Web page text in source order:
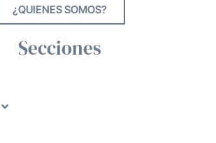
¿QUIENES SOMOS?
Secciones